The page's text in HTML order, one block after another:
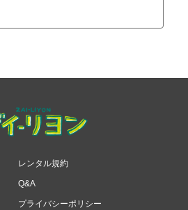
レンタル規約
Q&A
プライバシーポリシー